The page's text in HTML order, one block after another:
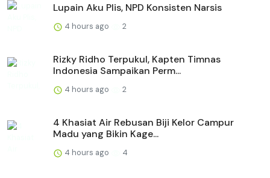
Lupain Aku Plis, NPD Konsisten Narsis
4 hours ago 2
Rizky Ridho Terpukul, Kapten Timnas
Indonesia Sampaikan Perm...
4 hours ago 2
4 Khasiat Air Rebusan Biji Kelor Campur
Madu yang Bikin Kage...
4 hours ago 4